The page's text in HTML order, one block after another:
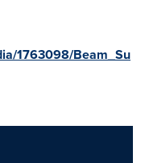
1763098/Beam_Su